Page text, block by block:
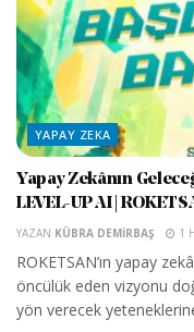
YAPAY ZEKA
Yapay Zekânın
LEVEL-UP AI |
YAZAN KÜBRA DEMIRBAŞ 1
ROKETSAN’ın yapay
öncülük eden vizyonu
yön verecek